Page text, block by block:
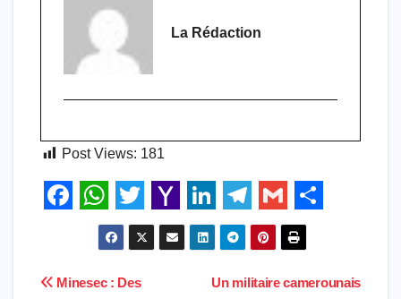
La Rédaction
Post Views: 181
c
W
a
T
w
i
Y
a
L
i
T
e
l
G
m
a
S
h
a
Navigation Un militaire camerounais
Minesec : Des